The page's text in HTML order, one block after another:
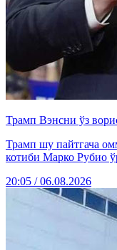
Трамп Вэнсни ўз
Трамп шу пайтгача
котиби Марко Рубио
20:05 / 06.08.2026